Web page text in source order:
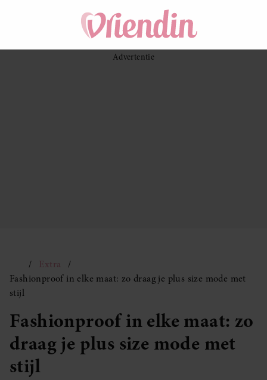
Extra
Fashionproof in elke maat: zo draag je plus size mode met
stijl
Fashionproof in elke maat: zo
draag je plus size mode met
stijl